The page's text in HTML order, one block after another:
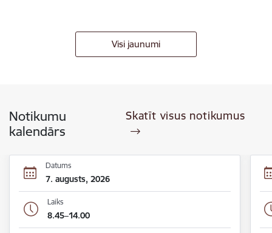
Visi jaunumi
Notikumu
kalendārs
Skatīt visus notikumus
Datums
7. augusts, 2026
Laiks
8.45–14.00